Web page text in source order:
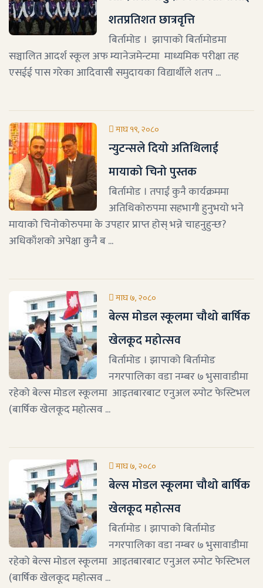
शतप्रतिशत छात्रवृत्ति
बिर्तामोड । झापाको बिर्तामोडमा
सञ्चालित आदर्श स्कूल अफ म्यानेजमेन्टमा माध्यमिक परीक्षा तह
एसईई पास गरेका आदिवासी समुदायका विद्यार्थीले शतप ...
माघ १९, २०८०
न्युटन्सले दियो अतिथिलाई
मायाको चिनो पुस्तक
बिर्तामोड । तपाईं कुनै कार्यक्रममा
अतिथिकोरुपमा सहभागी हुनुभयो भने
मायाको चिनोकोरुपमा के उपहार प्राप्त होस् भन्ने चाहनुहुन्छ?
अधिकाँशको अपेक्षा कुनै ब ...
माघ ७, २०८०
बेल्स मोडल स्कूलमा चौथो बार्षिक
खेलकूद महोत्सव
बिर्तामोड । झापाको बिर्तामोड
नगरपालिका वडा नम्बर ७ भुसावाडीमा
रहेको बेल्स मोडल स्कूलमा आइतबारबाट एनुअल स्र्पाेट फेस्टिभल
(बार्षिक खेलकूद महोत्सव ...
माघ ७, २०८०
बेल्स मोडल स्कूलमा चौथो बार्षिक
खेलकूद महोत्सव
बिर्तामोड । झापाको बिर्तामोड
नगरपालिका वडा नम्बर ७ भुसावाडीमा
रहेको बेल्स मोडल स्कूलमा आइतबारबाट एनुअल स्र्पाेट फेस्टिभल
(बार्षिक खेलकूद महोत्सव ...